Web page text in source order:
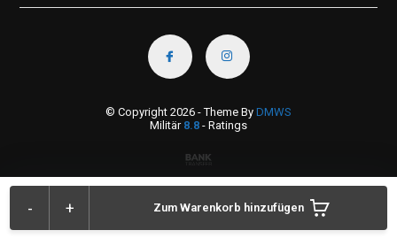
+
- Zum Warenkorb hinzufügen
© Copyright 2026 - Theme By DMWS
Militär 8.8 - Ratings